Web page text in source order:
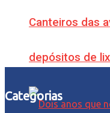
Canteiros das
depósitos de
Categorias